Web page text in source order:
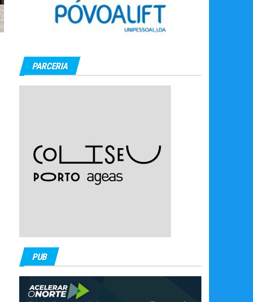
PARCERIA
PUB